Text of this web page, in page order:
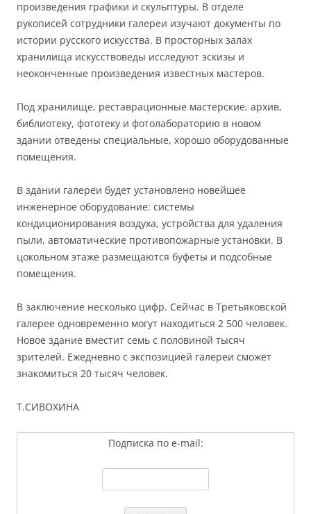
произведения графики и скульптуры. В отделе
рукописей сотрудники галереи изучают документы по
истории русского искусства. В просторных залах
хранилища искусствоведы исследуют эскизы и
неоконченные произведения известных мастеров.
Под хранилище, реставрационные мастерские, архив,
библиотеку, фототеку и фотолабораторию в новом
здании отведены специальные, хорошо оборудованные
помещения.
В здании галереи будет установлено новейшее
инженерное оборудование: системы
кондиционирования воздуха, устройства для удаления
пыли, автоматические противопожарные установки. В
цокольном этаже размещаются буфеты и подсобные
помещения.
В заключение несколько цифр. Сейчас в Третьяковской
галерее одновременно могут находиться 2 500 человек.
Новое здание вместит семь с половиной тысяч
зрителей. Ежедневно с экспозицией галереи сможет
знакомиться 20 тысяч человек.
Т.СИВОХИНА
Подписка по e-mail: